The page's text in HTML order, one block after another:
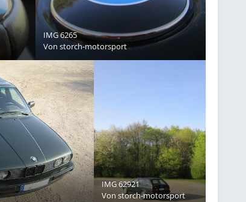
IMG 6265
Von storch-motorsport
IMG 62921
Von storch-motorsport